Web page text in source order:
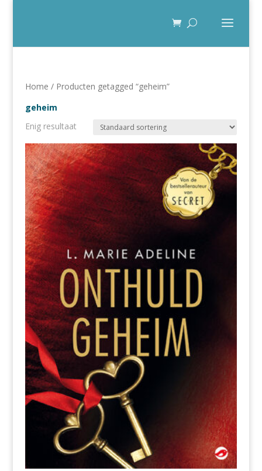
Home / Producten getagged “geheim”
geheim
Enig resultaat